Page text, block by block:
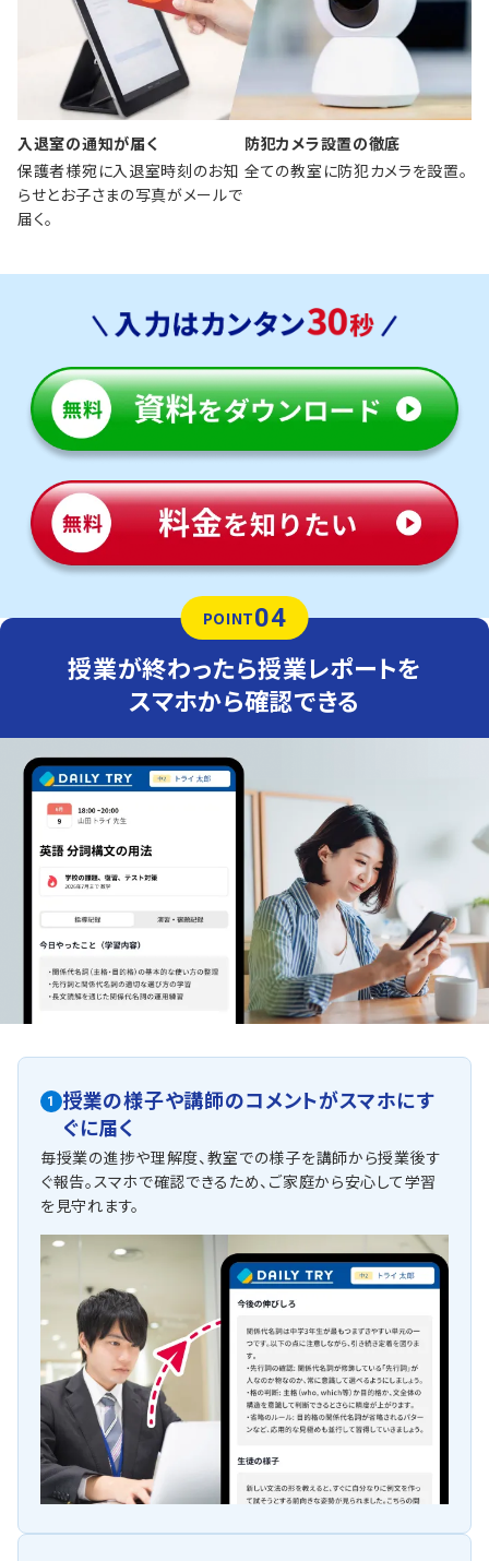
入退室の通知が届く
保護者様宛に入退室時刻のお知
らせとお子さまの写真がメールで
届く。
防犯カメラ設置の徹底
全ての教室に防犯カメラを設置。
POINT04
授業が終わったら授業レポートを
スマホから確認できる
1
授業の様子や講師のコメントがスマホにす
ぐに届く
毎授業の進捗や理解度、教室での様子を講師から授業後す
ぐ報告。スマホで確認できるため、ご家庭から安心して学習
を見守れます。